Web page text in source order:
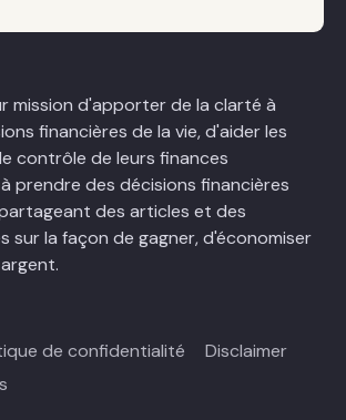
mission d'apporter de la clarté à
financières de la vie, d'aider les
contrôle de leurs finances
prendre des décisions financières
des articles et des
sur la façon de gagner, d'économiser
de confidentialité
Disclaimer